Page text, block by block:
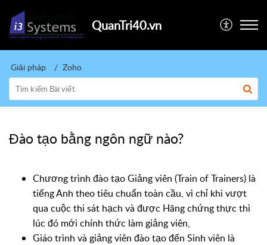
QuanTri40.vn
Giải pháp Zoho
Đào tạo bằng ngôn ngữ nào?
Chương trình đào tạo Giảng viên (Train of Trainers) là
tiếng Anh theo tiêu chuẩn toàn cầu, vì chỉ khi vượt
qua cuộc thi sát hạch và được Hãng chứng thực thì
lúc đó mới chính thức làm giảng viên,
Giáo trình và giảng viên đào tạo đến Sinh viên là